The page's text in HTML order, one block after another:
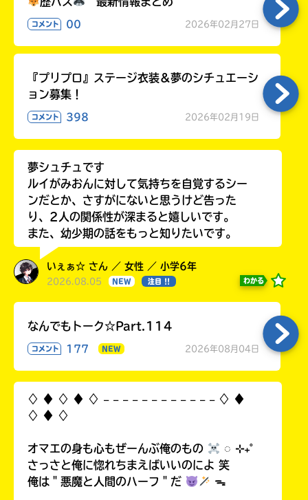
コメント 00 2026年02月27日
『プリプロ』ステージ衣装＆夢のシチュエーシ
ョン募集！
コメント 398 2026年02月19日
夢シュチュです
ルイがみおんに対して気持ちを自覚するシー
ンだとか、さすがにないと思うけど告った
り、2人の関係性が深まると嬉しいです。
また、幼少期の話をもっと知りたいです。
いぇぁ☆ さん ／ 女性 ／ 小学6年
2026.08.05 NEW 注目 !! わかる
なんでもトーク☆Part.114
コメント 177 NEW 2026年08月04日
♢ ♦︎ ♢ ♦︎ ♢ 𓐄 𓐄 𓐄 𓐄 𓐄 𓐄 𓐄 𓐄 𓐄 𓐄 𓐄 𓐄 ♢ ♦︎
♢ ♦︎ ♢
オマエの身も心もぜーんぶ俺のもの
◌ ⊹₊˚
さっさと俺に惚れちまえばいいのによ 笑
俺は＂悪魔と人間のハーフ＂だ
ᯓ